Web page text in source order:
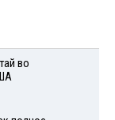
во